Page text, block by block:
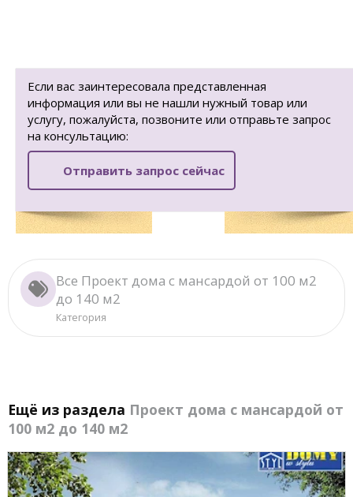
Если вас заинтересовала представленная
информация или вы не нашли нужный товар или
услугу, пожалуйста, позвоните или отправьте запрос
на консультацию:
Отправить запрос сейчас
Все Проект дома с мансардой от 100 м2
до 140 м2
Категория
Ещё из раздела Проект дома с мансардой от
100 м2 до 140 м2